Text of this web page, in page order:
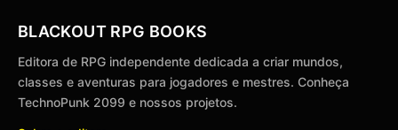
BLACKOUT RPG BOOKS
Editora de RPG independente dedicada a criar mundos,
classes e aventuras para jogadores e mestres. Conheça
TechnoPunk 2099 e nossos projetos.